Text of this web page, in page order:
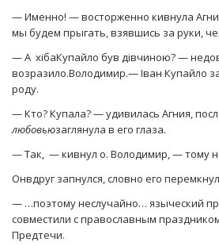
— Именно! — восторженно кивнула
мы будем прыгать, взявшись за руки,
— А хібаКупайло був дівчиною? —
возразило.Володимир.— Іван Купайло
роду.
— Кто? Купала? — удивилась Агния,
любовьюзаглянула в его глаза.
— Так, — кивнул о. Володимир, — тому
Онвдруг запнулся, словно его
— …поэтому неслучайно… языческий
совместили с православным
Предтечи.